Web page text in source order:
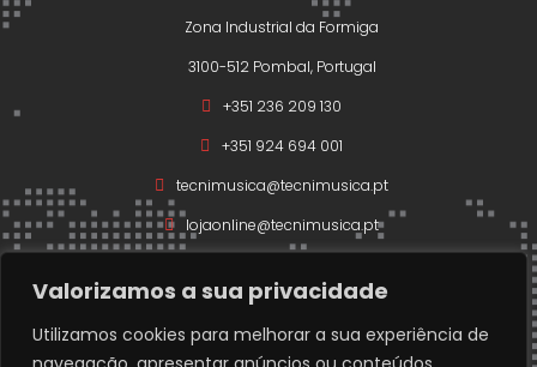
Valorizamos a sua privacidade
Utilizamos cookies para melhorar a sua experiência de
Zona Industrial da Formiga
3100-512 Pombal, Portugal
+351 236 209 130
+351 924 694 001
tecnimusica@tecnimusica.pt
lojaonline@tecnimusica.pt